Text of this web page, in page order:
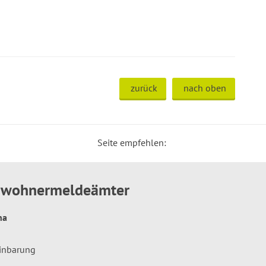
zurück nach oben
Seite empfehlen: